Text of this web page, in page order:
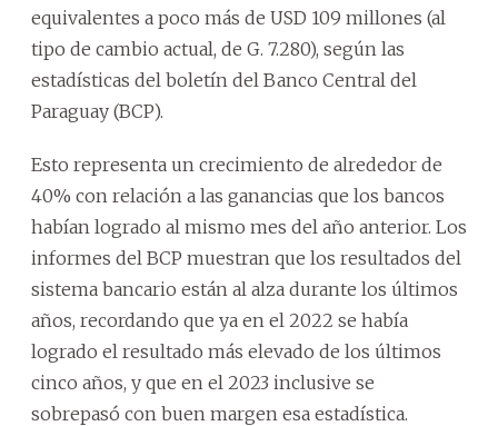
equivalentes a poco más de USD 109 millones (al
tipo de cambio actual, de G. 7.280), según las
estadísticas del boletín del Banco Central del
Paraguay (BCP).
Esto representa un crecimiento de alrededor de
40% con relación a las ganancias que los bancos
habían logrado al mismo mes del año anterior. Los
informes del BCP muestran que los resultados del
sistema bancario están al alza durante los últimos
años, recordando que ya en el 2022 se había
logrado el resultado más elevado de los últimos
cinco años, y que en el 2023 inclusive se
sobrepasó con buen margen esa estadística.